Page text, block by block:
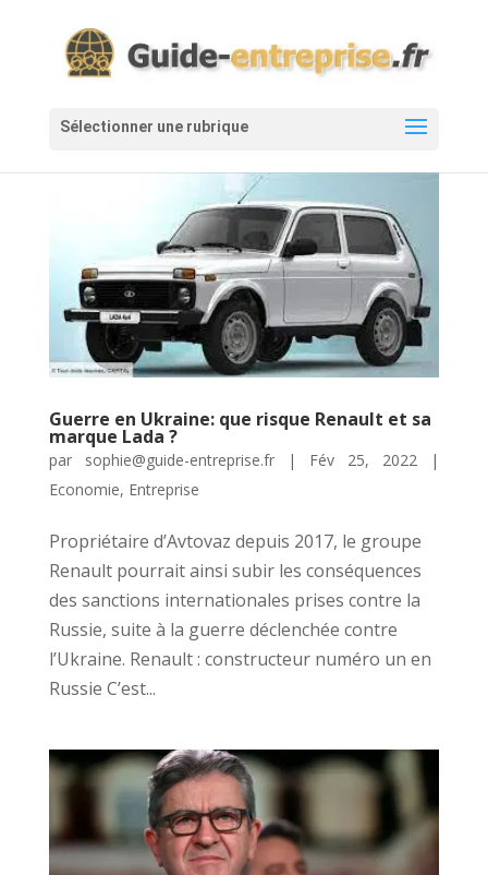
Guerre en Ukraine: que risque Renault et sa
marque Lada ?
par sophie@guide-entreprise.fr| Fév 25, 2022 |
Economie, Entreprise
Propriétaire d’Avtovaz depuis 2017, le groupe
Renault pourrait ainsi subir les conséquences
des sanctions internationales prises contre la
Russie, suite à la guerre déclenchée contre
l’Ukraine. Renault : constructeur numéro un en
Russie C’est...